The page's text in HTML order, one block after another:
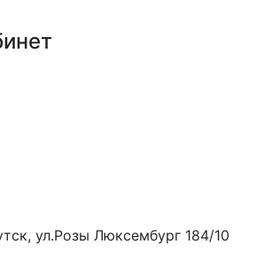
ул.Розы Люксембург 184/10